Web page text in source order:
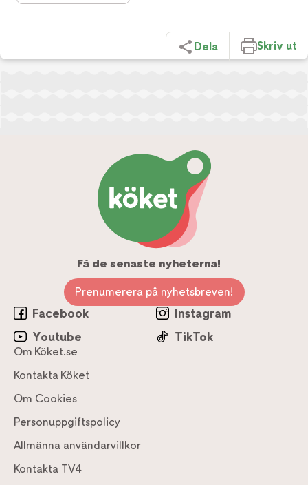
Dela Skriv ut
Få de senaste nyheterna!
Prenumerera på nyhetsbreven!
Facebook
Instagram
Youtube
TikTok
Om Köket.se
Kontakta Köket
Om Cookies
Personuppgiftspolicy
Allmänna användarvillkor
Kontakta TV4